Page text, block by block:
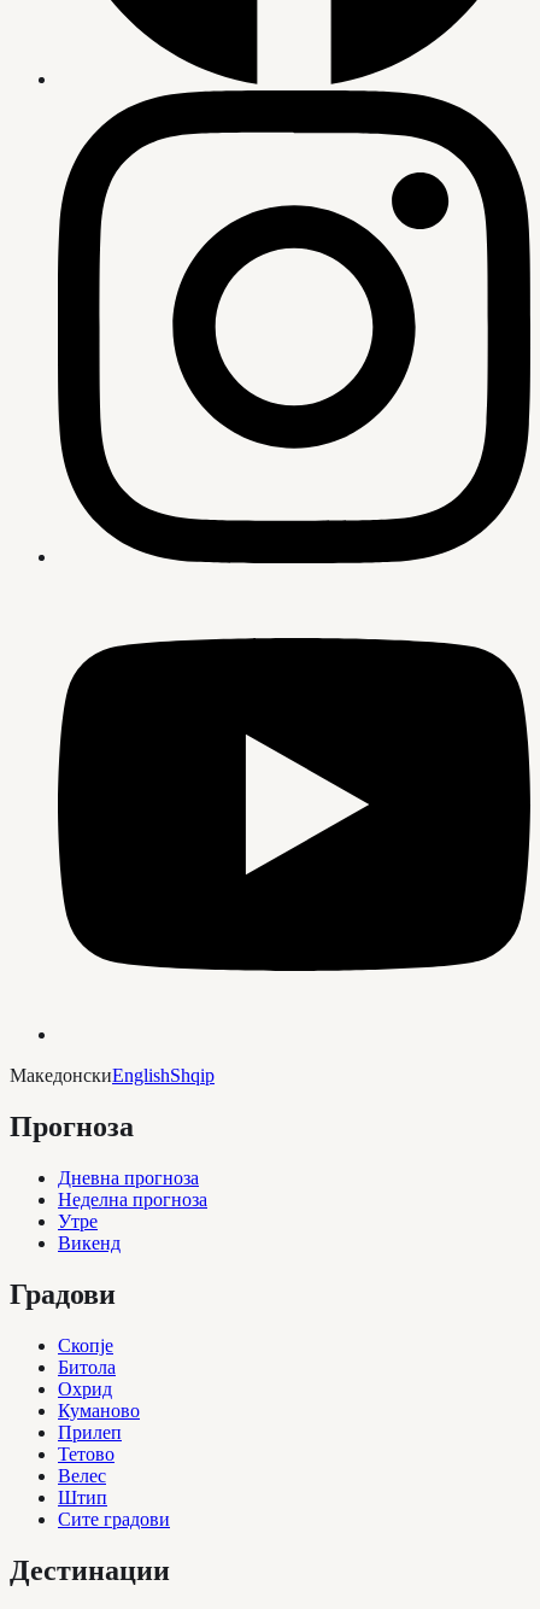
МакедонскиEnglishShqip
Прогноза
Дневна прогноза
Неделна прогноза
Утре
Викенд
Градови
Скопје
Битола
Охрид
Куманово
Прилеп
Тетово
Велес
Штип
Сите градови
Дестинации